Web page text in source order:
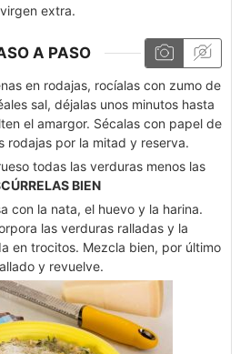
extra.
A PASO
en rodajas, rocíalas con zumo de
sal, déjalas unos minutos hasta
el amargor. Sécalas con papel de
rodajas por la mitad y reserva.
todas las verduras menos las
BIEN
con la nata, el huevo y la harina.
las verduras ralladas y la
en trocitos. Mezcla bien, por último
y revuelve.